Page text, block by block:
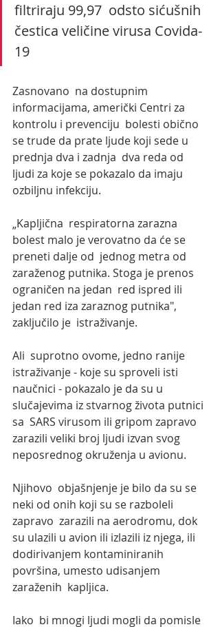
filtriraju 99,97  odsto sićušnih
čestica veličine virusa Covida-
19
Zasnovano  na dostupnim
informacijama, američki Centri za
kontrolu i prevenciju  bolesti obično
se trude da prate ljude koji sede u
prednja dva i zadnja  dva reda od
ljudi za koje se pokazalo da imaju
ozbiljnu infekciju.
„Kapljična  respiratorna zarazna
bolest malo je verovatno da će se
preneti dalje od  jednog metra od
zaraženog putnika. Stoga je prenos
ograničen na jedan  red ispred ili
jedan red iza zaraznog putnika",
zaključilo je  istraživanje.
Ali  suprotno ovome, jedno ranije
istraživanje - koje su sproveli isti
naučnici - pokazalo je da su u
slučajevima iz stvarnog života putnici
sa  SARS virusom ili gripom zapravo
zarazili veliki broj ljudi izvan svog
neposrednog okruženja u avionu.
Njihovo  objašnjenje je bilo da su se
neki od onih koji su se razboleli
zapravo  zarazili na aerodromu, dok
su ulazili u avion ili izlazili iz njega, ili
dodirivanjem kontaminiranih
površina, umesto udisanjem
zaraženih  kapljica.
Iako  bi mnogi ljudi mogli da pomisle